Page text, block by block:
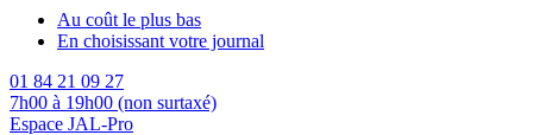
Au coût le plus bas
En choisissant votre journal
01 84 21 09 27
7h00 à 19h00 (non surtaxé)
Espace JAL-Pro